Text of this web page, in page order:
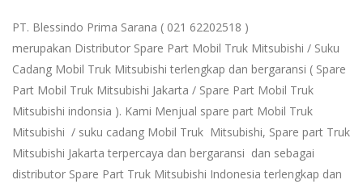
PT. Blessindo Prima Sarana ( 021 62202518 )
merupakan Distributor Spare Part Mobil Truk Mitsubishi / Suku
Cadang Mobil Truk Mitsubishi terlengkap dan bergaransi ( Spare
Part Mobil Truk Mitsubishi Jakarta / Spare Part Mobil Truk
Mitsubishi indonsia ). Kami Menjual spare part Mobil Truk
Mitsubishi / suku cadang Mobil Truk Mitsubishi, Spare part Truk
Mitsubishi Jakarta terpercaya dan bergaransi dan sebagai
distributor Spare Part Truk Mitsubishi Indonesia terlengkap dan